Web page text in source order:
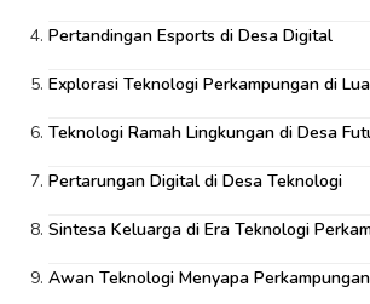
Pertandingan Esports di Desa Digital
Explorasi Teknologi Perkampungan di
Teknologi Ramah Lingkungan di Desa
Pertarungan Digital di Desa Teknologi
Sintesa Keluarga di Era Teknologi
Awan Teknologi Menyapa Perkampungan